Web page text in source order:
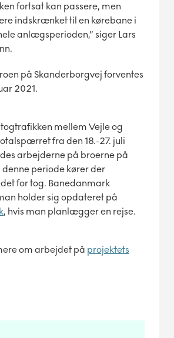
fortsat kan passere, men
indskrænket til en kørebane i
anlægsperioden,” siger Lars
på Skanderborgvej forventes
2021.
mellem Vejle og
fra den 18.-27. juli
arbejderne på broerne på
periode kører der
for tog. Banedanmark
holder sig opdateret på
, hvis man planlægger en rejse.
om arbejdet på projektets